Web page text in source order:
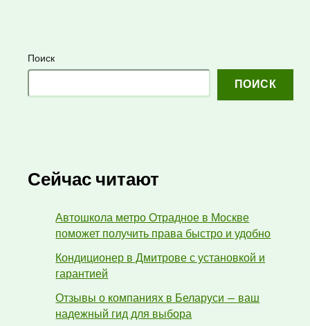
Поиск
ПОИСК
Сейчас читают
Автошкола метро Отрадное в Москве
поможет получить права быстро и удобно
Кондиционер в Дмитрове с установкой и
гарантией
Отзывы о компаниях в Беларуси — ваш
надежный гид для выбора